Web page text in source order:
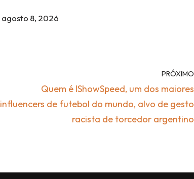
agosto 8, 2026
PRÓXIMO
Quem é IShowSpeed, um dos maiores
influencers de futebol do mundo, alvo de gesto
racista de torcedor argentino